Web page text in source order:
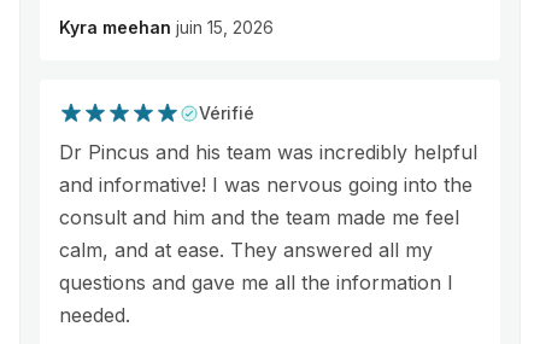
Kyra meehan juin 15, 2026
Vérifié
Dr Pincus and his team was incredibly helpful
and informative! I was nervous going into the
consult and him and the team made me feel
calm, and at ease. They answered all my
questions and gave me all the information I
needed.